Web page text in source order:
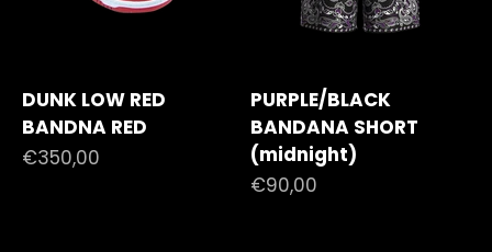
DUNK LOW RED
BANDNA RED
Prezzo scontato
€350,00
PURPLE/BLACK
BANDANA SHORT
(midnight)
Prezzo scontato
€90,00